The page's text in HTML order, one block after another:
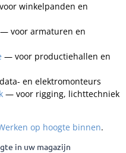
winkelpanden en
— voor armaturen en
— voor productiehallen en
en elektromonteurs
— voor rigging, lichttechniek
op hoogte binnen.
in uw magazijn